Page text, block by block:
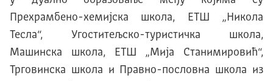
Прехрамбено-хемијска школа, ЕТШ „Никола
Тесла“, Угоститељско-туристичка школа,
Машинска школа, ЕТШ „Мија Станимировић“,
Трговинска школа и Правно-пословна школа из